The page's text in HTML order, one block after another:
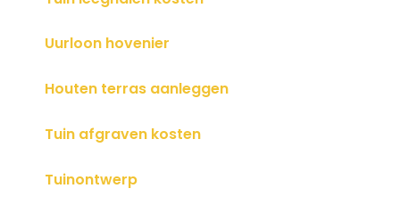
Uurloon hovenier
Houten terras aanleggen
Tuin afgraven kosten
Tuinontwerp